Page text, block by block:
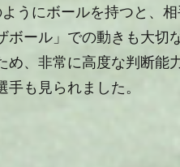
うにボールを持つと、
ボール」での動きも大
め、非常に高度な判断能
手も見られました。